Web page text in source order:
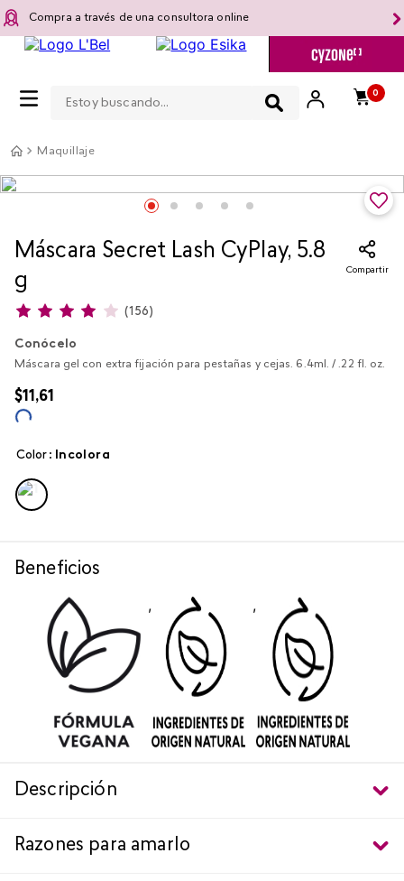
Compra a través de una consultora online
0
Maquillaje
Máscara Secret Lash CyPlay, 5.8
g
Compartir
(156)
Conócelo
Máscara gel con extra fijación para pestañas y cejas. 6.4ml. / .22 fl. oz.
$11 ,61
Color : incolora
Beneficios
,
,
Descripción
Razones para amarlo